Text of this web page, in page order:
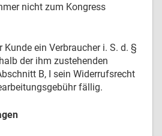
nicht zum Kongress
Kunde ein Verbraucher i. S. d. §
der ihm zustehenden
B, I sein Widerrufsrecht
fällig.